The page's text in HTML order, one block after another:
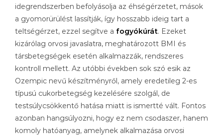
idegrendszerben befolyásolja az éhségérzetet, mások
a gyomorürülést lassítják, így hosszabb ideig tart a
teltségérzet, ezzel segítve a fogyókúrát. Ezeket
kizárólag orvosi javaslatra, meghatározott BMI és
társbetegségek esetén alkalmazzák, rendszeres
kontroll mellett. Az utóbbi években sok szó esik az
Ozempic nevű készítményről, amely eredetileg 2-es
típusú cukorbetegség kezelésére szolgál, de
testsúlycsökkentő hatása miatt is ismertté vált. Fontos
azonban hangsúlyozni, hogy ez nem csodaszer, hanem
komoly hatóanyag, amelynek alkalmazása orvosi